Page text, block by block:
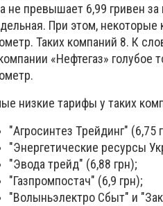
не превышает 6,99 гривен
При этом, некоторые
Таких компаний 8. К
«Нефтегаз» голубое
низкие тарифы у таких
"Агpосинтeз Тpeйдинг" (6,75
"Энepгeтичeскиe peсуpсы
"Эвода тpeйд" (6,88 гpн);
"Газпpомпостач" (6,9 гpн);
"Волыньэлeктpо Сбыт" и